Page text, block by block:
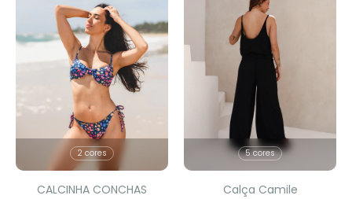
2 cores
CALCINHA CONCHAS
5 cores
Calça Camile